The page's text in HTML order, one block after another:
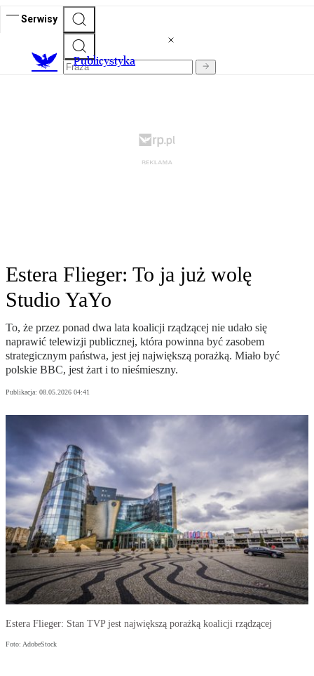
Serwisy
Publicystyka
Estera Flieger: To ja już wolę
Studio YaYo
To, że przez ponad dwa lata koalicji rządzącej nie udało się
naprawić telewizji publicznej, która powinna być zasobem
strategicznym państwa, jest jej największą porażką. Miało być
polskie BBC, jest żart i to nieśmieszny.
Publikacja: 08.05.2026 04:41
Estera Flieger: Stan TVP jest największą porażką koalicji rządzącej
Foto: AdobeStock